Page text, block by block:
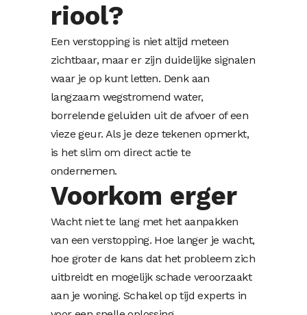
riool?
Een verstopping is niet altijd meteen
zichtbaar, maar er zijn duidelijke signalen
waar je op kunt letten. Denk aan
langzaam wegstromend water,
borrelende geluiden uit de afvoer of een
vieze geur. Als je deze tekenen opmerkt,
is het slim om direct actie te
ondernemen.
Voorkom erger
Wacht niet te lang met het aanpakken
van een verstopping. Hoe langer je wacht,
hoe groter de kans dat het probleem zich
uitbreidt en mogelijk schade veroorzaakt
aan je woning. Schakel op tijd experts in